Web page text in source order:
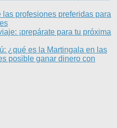
profesiones preferidas para
¡prepárate para tu próxima
¿qué es la Martingala en las
posible ganar dinero con